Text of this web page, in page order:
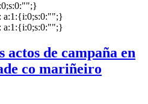
a:1:{i:0;s:0:"";}
a:1:{i:0;s:0:"";}
actos de campaña en
co mariñeiro